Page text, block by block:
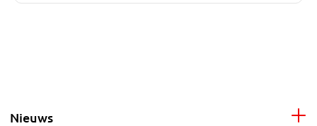
Nieuws